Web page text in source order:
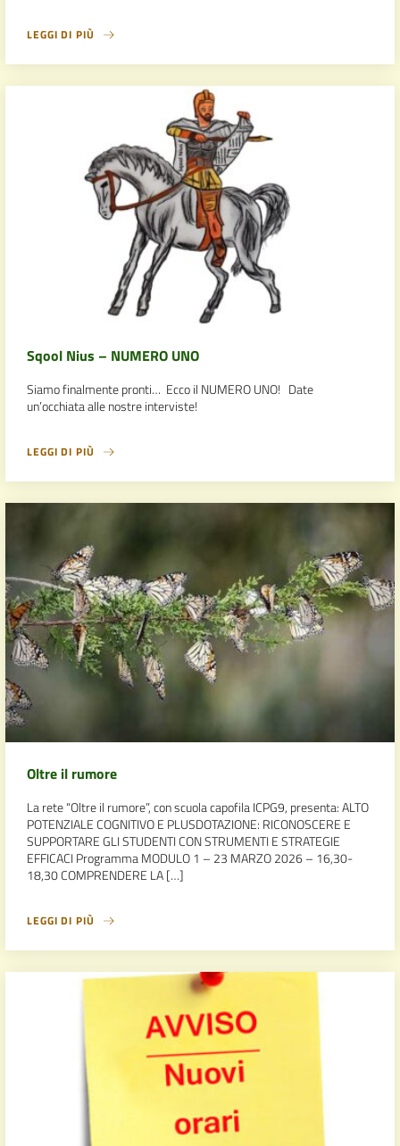
LEGGI DI PIÙ
Sqool Nius – NUMERO UNO
Siamo finalmente pronti… Ecco il NUMERO UNO! Date
un’occhiata alle nostre interviste!
LEGGI DI PIÙ
Oltre il rumore
La rete “Oltre il rumore”, con scuola capofila ICPG9, presenta: ALTO
POTENZIALE COGNITIVO E PLUSDOTAZIONE: RICONOSCERE E
SUPPORTARE GLI STUDENTI CON STRUMENTI E STRATEGIE
EFFICACI Programma MODULO 1 – 23 MARZO 2026 – 16,30-
18,30 COMPRENDERE LA […]
LEGGI DI PIÙ